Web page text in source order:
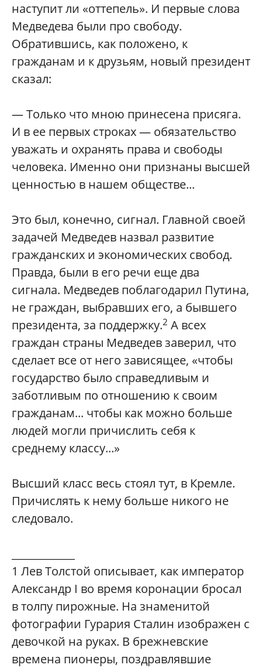
наступит ли «оттепель». И первые слова
Медведева были про свободу.
Обратившись, как положено, к
гражданам и к друзьям, новый президент
сказал:
— Только что мною принесена присяга.
И в ее первых строках — обязательство
уважать и охранять права и свободы
человека. Именно они признаны высшей
ценностью в нашем обществе...
Это был, конечно, сигнал. Главной своей
задачей Медведев назвал развитие
гражданских и экономических свобод.
Правда, были в его речи еще два
сигнала. Медведев поблагодарил Путина,
не граждан, выбравших его, а бывшего
президента, за поддержку.2 А всех
граждан страны Медведев заверил, что
сделает все от него зависящее, «чтобы
государство было справедливым и
заботливым по отношению к своим
гражданам... чтобы как можно больше
людей могли причислить себя к
среднему классу...»
Высший класс весь стоял тут, в Кремле.
Причислять к нему больше никого не
следовало.
1 Лев Толстой описывает, как император
Александр I во время коронации бросал
в толпу пирожные. На знаменитой
фотографии Гурария Сталин изображен с
девочкой на руках. В брежневские
времена пионеры, поздравлявшие